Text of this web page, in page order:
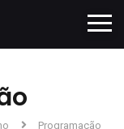
Programação